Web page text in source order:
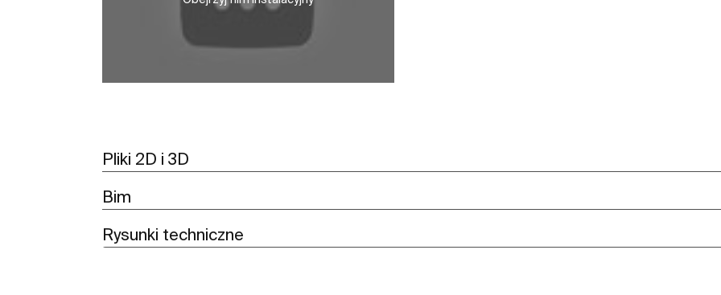
Pliki 2D i 3D
Bim
Rysunki techniczne